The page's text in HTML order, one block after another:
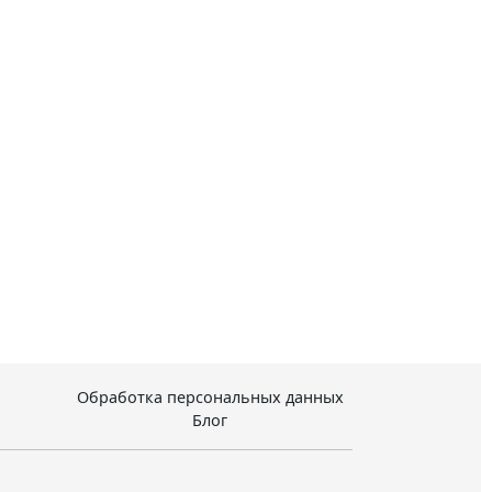
Обработка персональных данных
Блог